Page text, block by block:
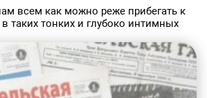
всем как можно реже прибегать к
в таких тонких и глубоко интимных